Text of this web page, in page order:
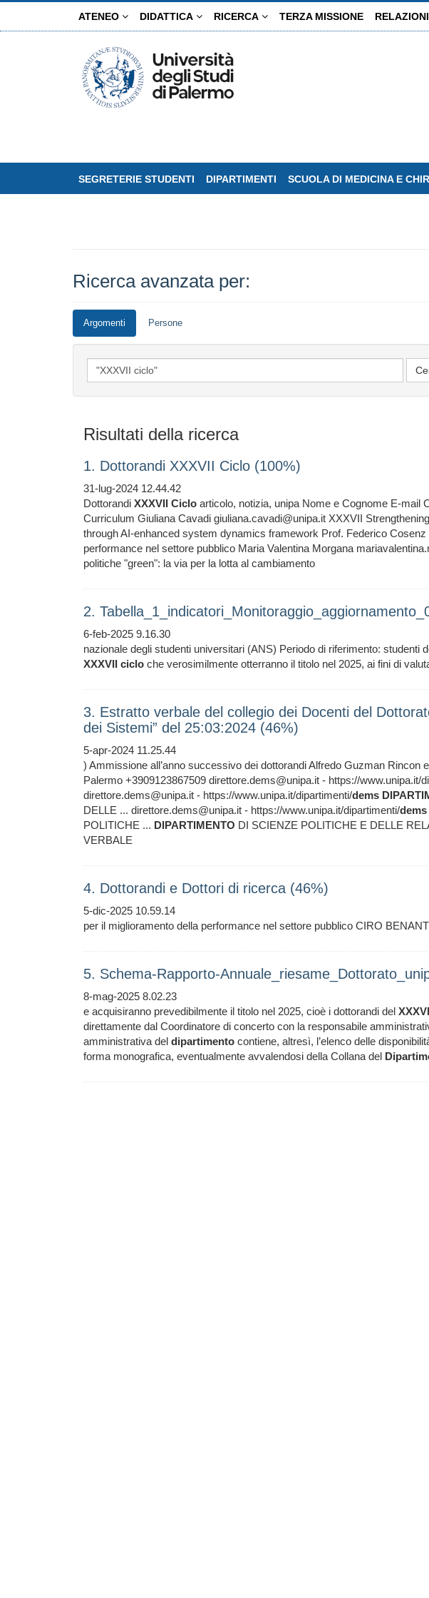
ATENEO DIDATTICA RICERCA TERZA MISSIONE
SEGRETERIE STUDENTI DIPARTIMENTI SCUOLA DI MEDICINA E
Ricerca avanzata per:
Argomenti Persone
Risultati della ricerca
1. Dottorandi XXXVII Ciclo (100%)
31-lug-2024 12.44.42
Dottorandi XXXVII Ciclo articolo, notizia, unipa Nome e Cognome E-mail
Curriculum Giuliana Cavadi giuliana.cavadi@unipa.it XXXVII
through AI-enhanced system dynamics framework Prof. Federico
performance nel settore pubblico Maria Valentina Morgana
politiche "green": la via per la lotta al cambiamento
2.
6-feb-2025 9.16.30
nazionale degli studenti universitari (ANS) Periodo di riferimento: studenti
XXXVII ciclo che verosimilmente otterranno il titolo nel 2025, ai fini di
3. Estratto verbale del collegio dei Docenti del
dei Sistemi” del 25:03:2024 (46%)
5-apr-2024 11.25.44
) Ammissione all’anno successivo dei dottorandi Alfredo Guzman Rincon
Palermo +3909123867509 direttore.dems@unipa.it - https://www.unipa.it/
direttore.dems@unipa.it - https://www.unipa.it/dipartimenti/dems
DELLE ... direttore.dems@unipa.it - https://www.unipa.it/dipartimenti/dems
POLITICHE ... DIPARTIMENTO DI SCIENZE POLITICHE E DELLE
VERBALE
4. Dottorandi e Dottori di ricerca (46%)
5-dic-2025 10.59.14
per il miglioramento della performance nel settore pubblico CIRO
5. Schema-Rapporto-
8-mag-2025 8.02.23
e acquisiranno prevedibilmente il titolo nel 2025, cioè i dottorandi del
direttamente dal Coordinatore di concerto con la responsabile
amministrativa del dipartimento contiene, altresì, l’elenco delle
forma monografica, eventualmente avvalendosi della Collana del